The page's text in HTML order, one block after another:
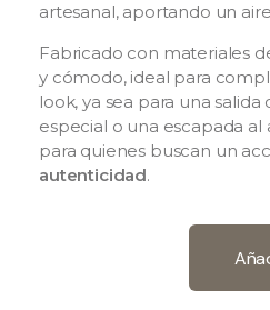
artesanal, aportando un
Fabricado con materiales
y cómodo, ideal para
look, ya sea para una
especial o una escapada
para quienes buscan un
autenticidad.